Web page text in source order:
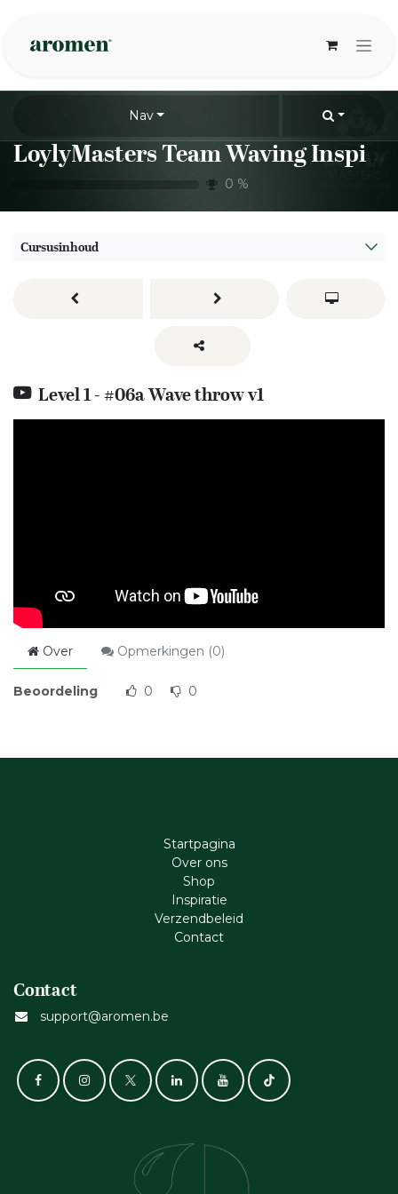
Nav
LoylyMasters Team Waving Inspiration Sessions
0 %
Cursusinhoud
Level 1 - #06a Wave throw v1
Over Opmerkingen (0)
Beoordeling 0 0
Startpagina
Ove​r​ ons
Shop
Inspiratie
Verzendbeleid
Cont​act
Contact
support@aromen.be